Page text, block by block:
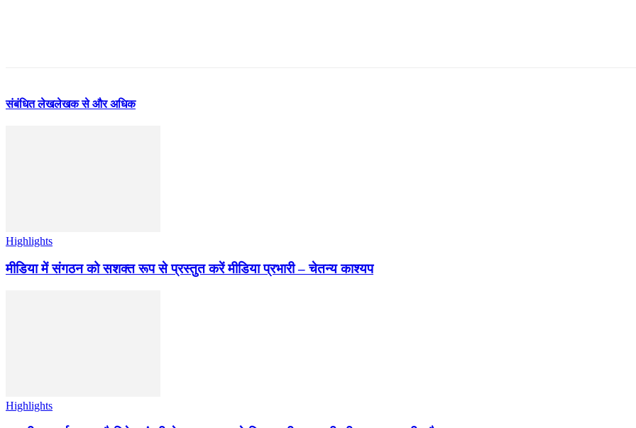
संबंधित लेखलेखक से और अधिक
Highlights
मीडिया में संगठन को सशक्त रूप से प्रस्तुत करें मीडिया प्रभारी – चेतन्य काश्यप
Highlights